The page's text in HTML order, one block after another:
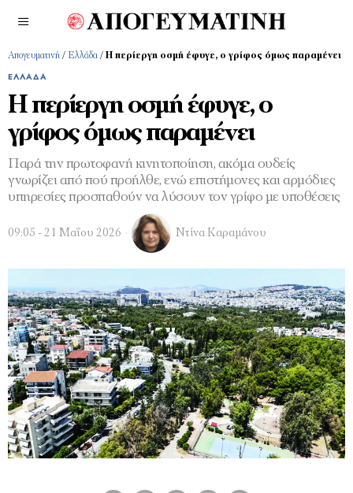
Απογευματινή / Ελλάδα / Η περίεργη οσμή έφυγε, ο γρίφος όμως παραμένει
ΕΛΛΆΔΑ
Η περίεργη οσμή έφυγε, ο
γρίφος όμως παραμένει
Παρά την πρωτοφανή κινητοποίηση, ακόμα ουδείς
γνωρίζει από πού προήλθε, ενώ επιστήμονες και αρμόδιες
υπηρεσίες προσπαθούν να λύσουν τον γρίφο με υποθέσεις
09:05 - 21 Μαΐου 2026 Ντίνα Καραμάνου